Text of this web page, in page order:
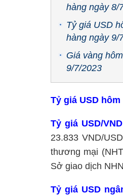
hàng ngày 8/
Tỷ giá USD
hàng ngày 9/
Giá vàng
9/7/2023
Tỷ giá USD hôm
Tỷ giá USD/VND
23.833 VND/
thương mại
Sở giao dịch
Tỷ giá USD